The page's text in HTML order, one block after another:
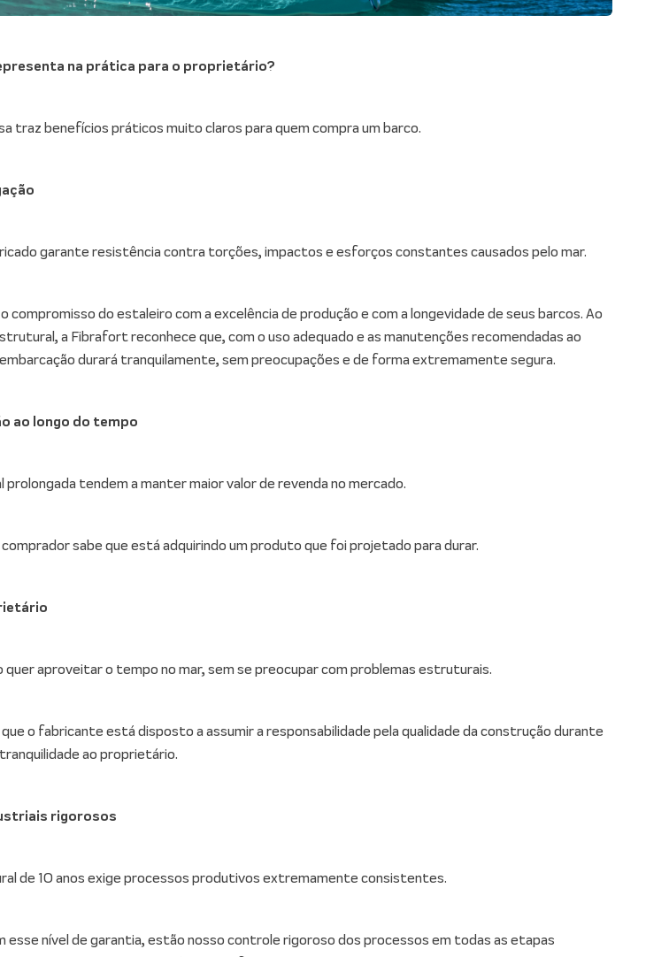
na prática para o proprietário?
traz benefícios práticos muito claros para quem compra um barco.
garante resistência contra torções, impactos e esforços constantes causados pelo mar.
do estaleiro com a excelência de produção e com a longevidade de seus barcos. Ao
a Fibrafort reconhece que, com o uso adequado e as manutenções recomendadas ao
durará tranquilamente, sem preocupações e de forma extremamente segura.
ao longo do tempo
tendem a manter maior valor de revenda no mercado.
sabe que está adquirindo um produto que foi projetado para durar.
quer aproveitar o tempo no mar, sem se preocupar com problemas estruturais.
o fabricante está disposto a assumir a responsabilidade pela qualidade da construção durante
ao proprietário.
rigorosos
de 10 anos exige processos produtivos extremamente consistentes.
nível de garantia, estão nosso controle rigoroso dos processos em todas as etapas